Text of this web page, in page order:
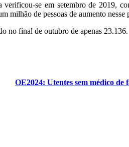
se em setembro de 2019,
milhão de pessoas de aumento nesse
no final de outubro de apenas 23.136.
OE2024: Utentes sem médico de